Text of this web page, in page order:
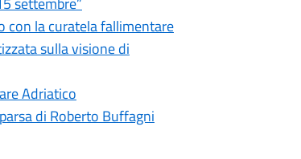
con la curatela fallimentare
sulla visione di
Adriatico
di Roberto Buffagni